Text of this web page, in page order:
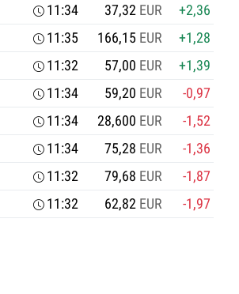
11:34 37,32 EUR
+2,36
11:35 166,15 EUR
+1,28
11:32 57,00 EUR
+1,39
11:34 59,20 EUR
-0,97
11:34 28,600 EUR
-1,52
11:34 75,28 EUR
-1,36
11:32 79,68 EUR
-1,87
11:32 62,82 EUR -1,97